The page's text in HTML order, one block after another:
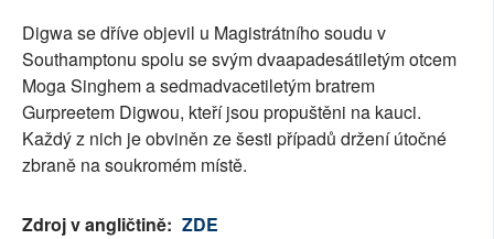
Digwa se dříve objevil u Magistrátního soudu v
Southamptonu spolu se svým dvaapadesátiletým otcem
Moga Singhem a sedmadvacetiletým bratrem
Gurpreetem Digwou, kteří jsou propuštěni na kauci.
Každý z nich je obviněn ze šesti případů držení útočné
zbraně na soukromém místě.
Zdroj v angličtině: ZDE